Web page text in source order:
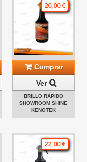
20,00 €
Comprar
Ver
BRILLO RÁPIDO
SHOWROOM SHINE
KENOTEK
22,00 €